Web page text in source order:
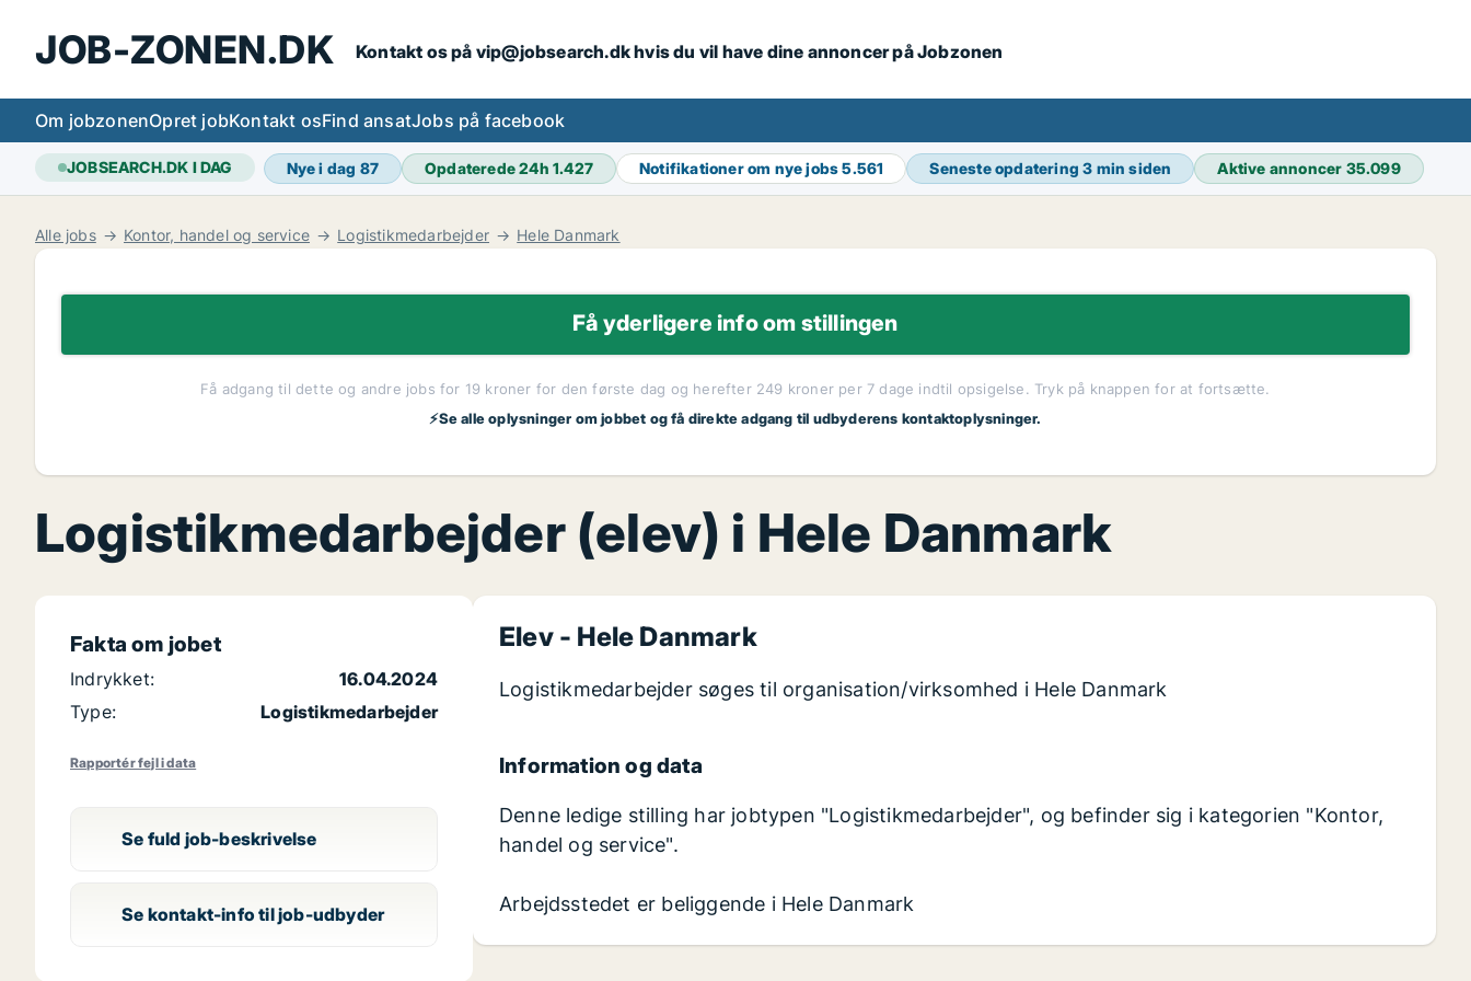
JOB-ZONEN.DK Kontakt os på vip@jobsearch.dk hvis du vil have dine annoncer på Jobzonen
Om jobzonenOpret jobKontakt osFind ansatJobs på facebook
JOBSEARCH.DK I DAG Nye i dag 87 Opdaterede 24h1.427 Notifikationer om nye jobs5.561 Seneste opdatering3 min siden Aktive annoncer 35.099
Alle jobs Kontor, handel og service Logistikmedarbejder Hele Danmark
Få yderligere info om stillingen
Få adgang til dette og andre jobs for 19 kroner for den første dag og herefter 249 kroner per 7 dage indtil opsigelse. Tryk på knappen for at fortsætte.
⚡Se alle oplysninger om jobbet og få direkte adgang til udbyderens kontaktoplysninger.
Logistikmedarbejder (elev) i Hele Danmark
Elev - Hele Danmark
Logistikmedarbejder søges til organisation/virksomhed i Hele Danmark
Information og data
Denne ledige stilling har jobtypen "Logistikmedarbejder", og befinder sig i kategorien "Kontor,
handel og service".
Arbejdsstedet er beliggende i Hele Danmark
Fakta om jobet
Indrykket:
16.04.2024
Type:
Logistikmedarbejder
Rapportér fejl i data
Se fuld job-beskrivelse
Se kontakt-info til job-udbyder